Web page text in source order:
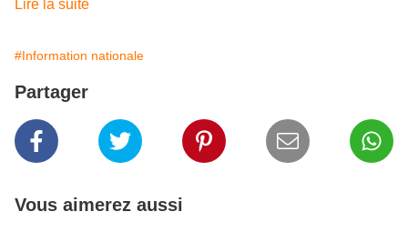
Lire la suite
#Information nationale
Partager
Vous aimerez aussi